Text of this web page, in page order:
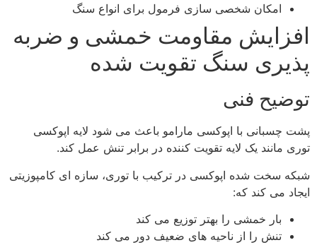
امکان شخصی‌ سازی فرمول برای انواع سنگ
افزایش مقاومت خمشی و ضربه‌
پذیری سنگ تقویت‌ شده
توضیح فنی
پشت‌ چسبانی با اپوکسی مارامو باعث می‌ شود لایه اپوکسی
توری مانند یک لایه تقویت‌ کننده در برابر تنش عمل کند.
شبکه سخت‌ شده اپوکسی در ترکیب با توری، سازه‌ ای کامپوزیتی
ایجاد می‌ کند که:
بار خمشی را بهتر توزیع می‌ کند
تنش را از ناحیه‌ های ضعیف دور می‌ کند